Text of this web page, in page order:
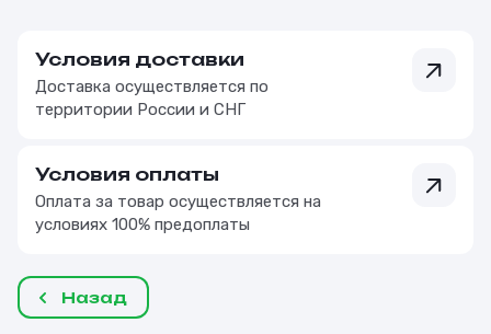
Условия доставки
Доставка осуществляется по
территории России и СНГ
Условия оплаты
Оплата за товар осуществляется на
условиях 100% предоплаты
Назад